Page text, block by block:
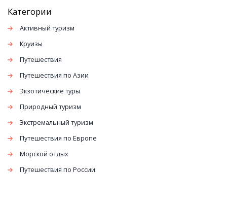
Категории
Активный туризм
Круизы
Путешествия
Путешествия по Азии
Экзотические туры
Природный туризм
Экстремальный туризм
Путешествия по Европе
Морской отдых
Путешествия по России